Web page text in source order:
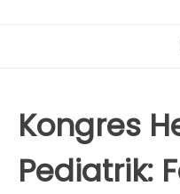
Kongres
Pediatrik: